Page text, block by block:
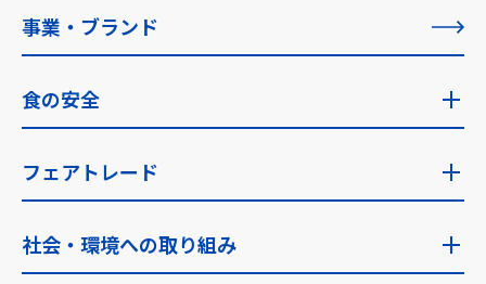
理念の実現に向けて
事業・ブランド
食の安全
食の安全トップ
食品安全検査
フェアトレード
フェアトレードトップ
社会・環境への取り組み